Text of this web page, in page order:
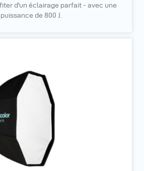
d'un éclairage parfait - avec une
puissance de 800 J.